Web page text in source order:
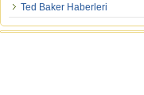
Ted Baker Haberleri